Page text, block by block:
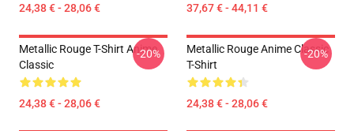
24,38 € - 28,06 € 37,67 € - 44,11 €
Metallic Rouge T-Shirt Anime
Classic
24,38 € - 28,06 €
-20%
Metallic Rouge Anime Classic
T-Shirt
24,38 € - 28,06 €
-20%